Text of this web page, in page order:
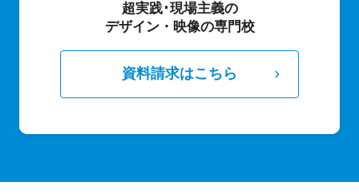
超実践･現場主義の
デザイン・映像の専門校
資料請求はこちら